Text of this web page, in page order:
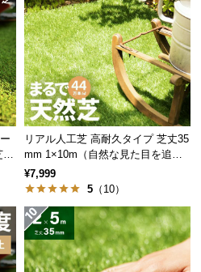
造
織り構造を採用。雨が降っ
りません。
丈
リアル人工芝 高耐久タイプ 芝丈35
mm 1×10m（自然な見た目を追
求・U字ピン付属）
¥7,999
5 （10）